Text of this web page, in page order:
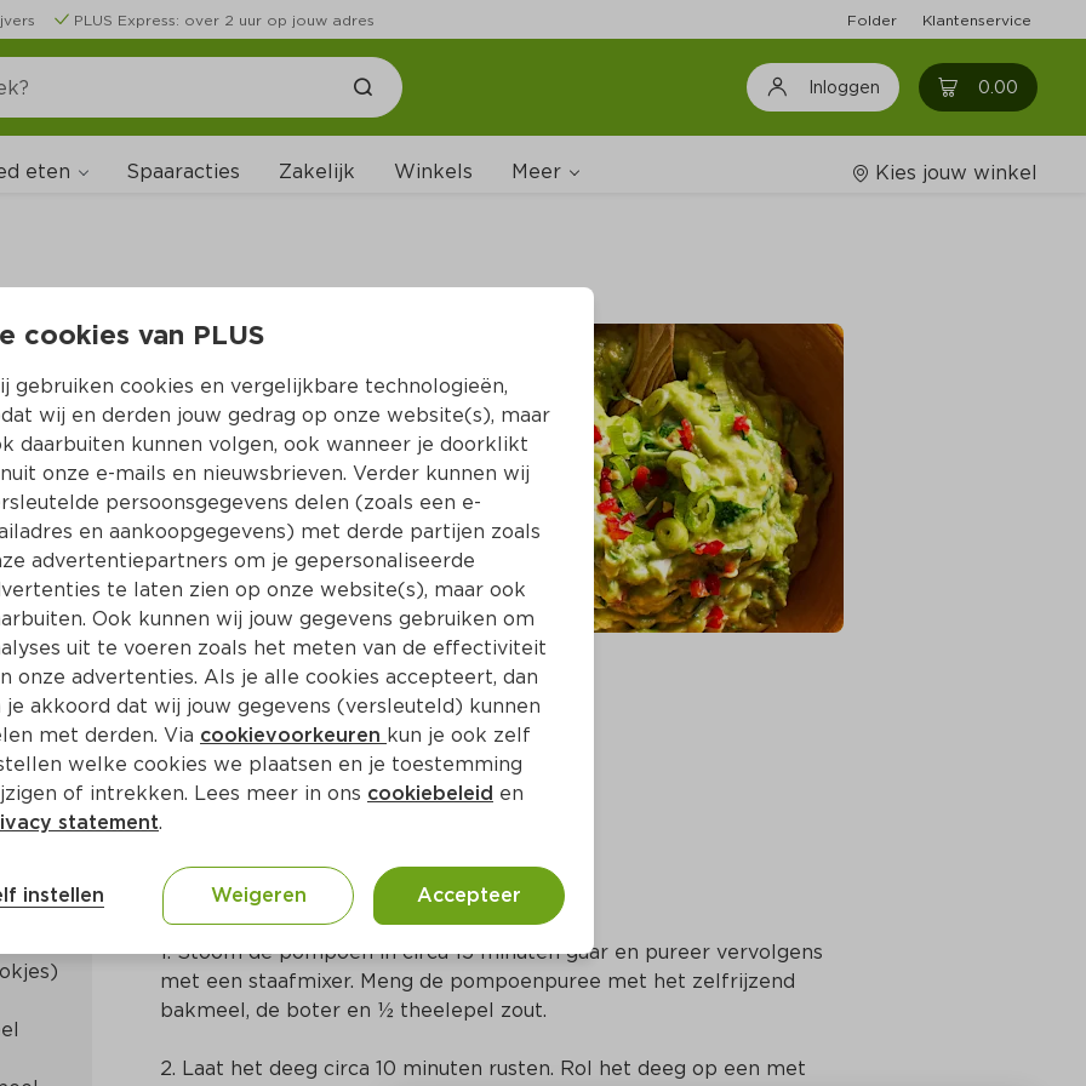
PLUS Express: over 2 uur op jouw adres Folder Klantenservice
Inloggen 0.00 0
eten Spaaracties Zakelijk Winkels Meer
Wijnshop
Boodschappenlijstjes
Kies jouw winkel
met guacamole
45 Min Zuid-Amerikaans
Bereidingswijze
1. Stoom de pompoen in circa 15 minuten gaar en pureer vervolgens
met een staafmixer. Meng de pompoenpuree met het zelfrijzend
bakmeel, de boter en ½ theelepel zout.
2. Laat het deeg circa 10 minuten rusten. Rol het deeg op een met
cookies van PLUS
gebruiken cookies en vergelijkbare technologieën,
wij en derden jouw gedrag op onze website(s), maar
daarbuiten kunnen volgen, ook wanneer je doorklikt
onze e-mails en nieuwsbrieven. Verder kunnen wij
persoonsgegevens delen (zoals een e-
en aankoopgegevens) met derde partijen zoals
advertentiepartners om je gepersonaliseerde
te laten zien op onze website(s), maar ook
Ook kunnen wij jouw gegevens gebruiken om
uit te voeren zoals het meten van de effectiviteit
onze advertenties. Als je alle cookies accepteert, dan
je akkoord dat wij jouw gegevens (versleuteld) kunnen
met derden. Via cookievoorkeuren kun je ook zelf
welke cookies we plaatsen en je toestemming
of intrekken. Lees meer in ons cookiebeleid en
statement.
instellen Weigeren Accepteer